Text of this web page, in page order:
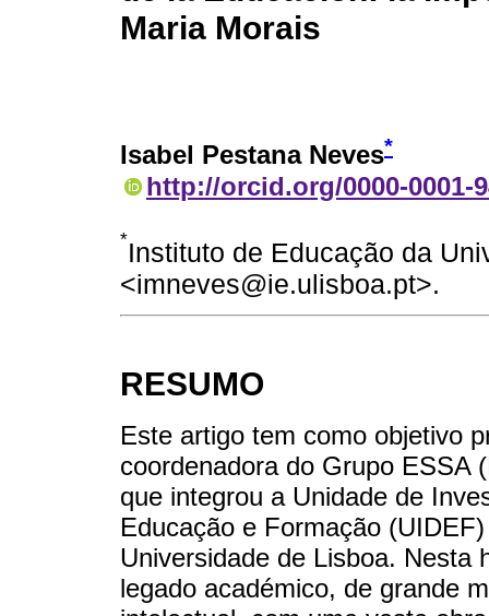
Maria Morais
Isabel Pestana Neves*
http://orcid.org/0000-0001-
*Instituto de Educação da
<imneves@ie.ulisboa.pt>.
RESUMO
Este artigo tem como objetivo
coordenadora do Grupo ESSA
que integrou a Unidade de
Educação e Formação
Universidade de Lisboa. Nesta
legado académico, de grande